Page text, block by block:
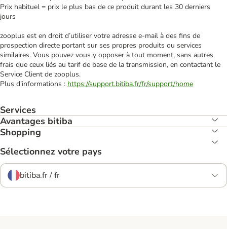
Prix habituel = prix le plus bas de ce produit durant les 30 derniers
jours
zooplus est en droit d’utiliser votre adresse e‑mail à des fins de
prospection directe portant sur ses propres produits ou services
similaires. Vous pouvez vous y opposer à tout moment, sans autres
frais que ceux liés au tarif de base de la transmission, en contactant le
Service Client de zooplus.
Plus d’informations : https://support.bitiba.fr/fr/support/home
Services
Avantages bitiba
Shopping
Sélectionnez votre pays
bitiba.fr / fr